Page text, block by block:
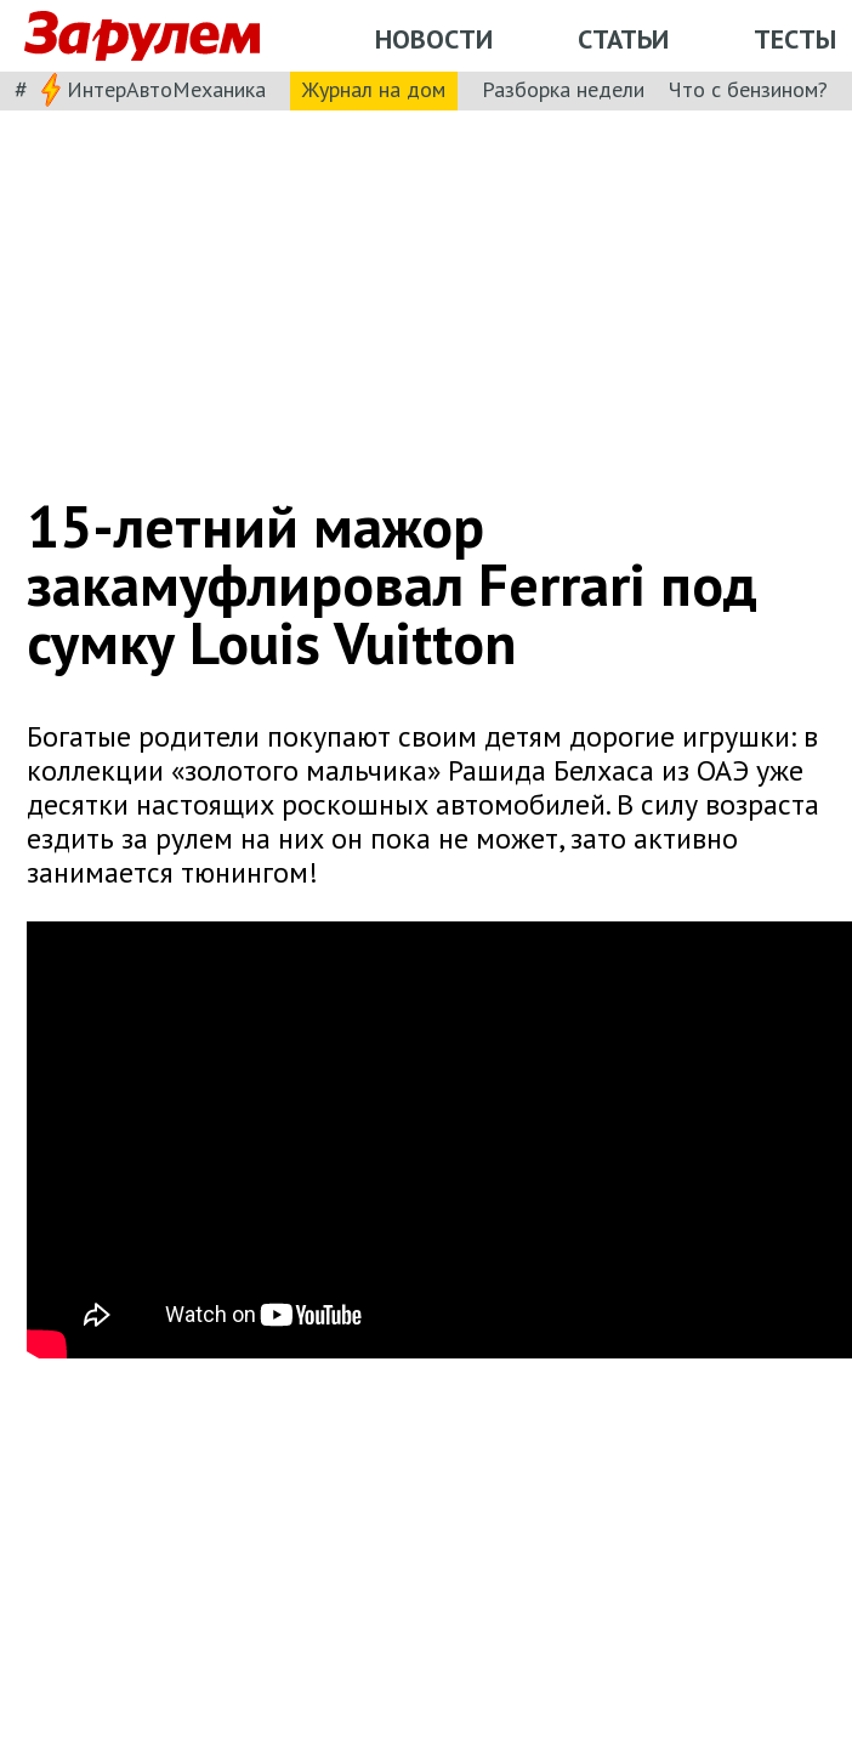
НОВОСТИ СТАТЬИ ТЕСТЫ
# ИнтерАвтоМеханика Журнал на дом Разборка недели Что с бензином?
15-летний мажор
закамуфлировал Ferrari под
сумку Louis Vuitton
Богатые родители покупают своим детям дорогие игрушки: в
коллекции «золотого мальчика» Рашида Белхаса из ОАЭ уже
десятки настоящих роскошных автомобилей. В силу возраста
ездить за рулем на них он пока не может, зато активно
занимается тюнингом!